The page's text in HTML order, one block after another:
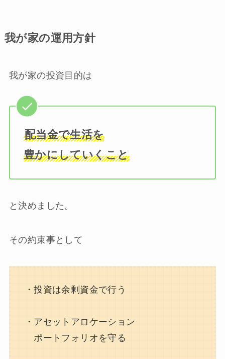
我が家の運用方針
我が家の投資目的は
配当金で生活を
豊かにしていくこと
と決めました。
その約束事として
・投資は余剰資金で行う
・アセットアロケーション
ポートフォリオを守る